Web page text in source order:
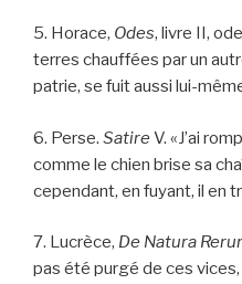
5. Horace, Odes, livre II,
terres chauffées par un
patrie, se fuit aussi lui-
6. Perse. Satire V. «J’ai
comme le chien brise sa
cependant, en fuyant, il en
7. Lucrèce, De Natura
pas été purgé de ces